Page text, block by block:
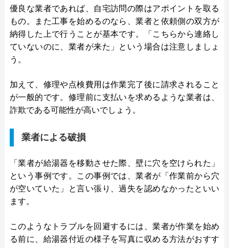
優良な業者であれば、自宅訪問の際はアポイントを取る
もの。また工事を始めるのなら、業者と依頼側の双方が
納得した上で行うことが基本です。「こちらから連絡し
ていないのに、業者が来た」という場合は注意しましょ
う。
加えて、修理や点検費用は作業完了後に請求されること
が一般的です。修理前に支払いを求めるような業者は、
詐欺である可能性が高いでしょう。
業者による破損
「業者が給湯器を移動させた際、壁に穴を空けられた」
という事例です。この事例では、業者が「作業前から穴
が空いていた」と言い張り、過失を認めなかったといい
ます。
このようなトラブルを回避するには、業者が作業を始め
る前に、給湯器付近の様子を写真に収める方法がおすす